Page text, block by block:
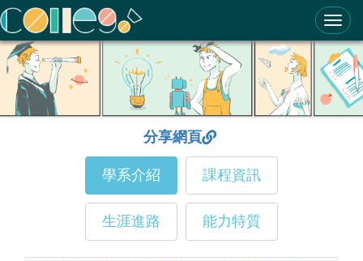
ColleGo! 大學選才與高中育才輔助系統
分享網頁
學系介紹 課程資訊
生涯進路 能力特質